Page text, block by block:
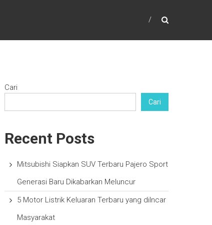
Cari
Cari
Recent Posts
Mitsubishi Siapkan SUV Terbaru Pajero Sport
Generasi Baru Dikabarkan Meluncur
5 Motor Listrik Keluaran Terbaru yang diIncar
Masyarakat